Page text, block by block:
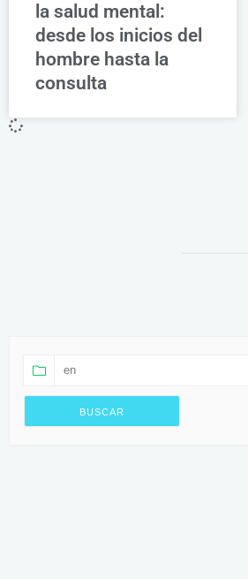
la salud mental:
desde los inicios del
hombre hasta la
consulta
en